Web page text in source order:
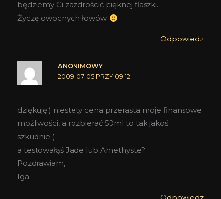
będziemy Ci zazdrościć pięknej flaszki.
Życzę owocnych łowów.
Odpowiedz
ANONIMOWY
2009-07-05 PRZY 09:12
dziękuję:) niestety cena przerasta moje finansowe
możliwości, a rozbierać 50ml to tak jakoś
szkudnie:(
a testowałąś Jade lub Amethyste?
Pozdrawiam,
Iga
Odpowiedz